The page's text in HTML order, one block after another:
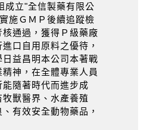
成立"全信製藥有限公
施ＧＭＰ後續追蹤檢
通過，獲得Ｐ級藥廠
口自用原料之優待，
日益昌明本公司本著戰
神，在全體專業人員
隨著時代而進步成
獸醫界、水產養殖
有效安全動物藥品，